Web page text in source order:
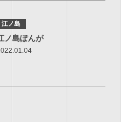
江ノ島
ノ島ぽんが